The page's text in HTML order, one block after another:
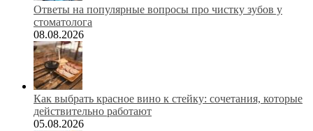
Ответы на популярные вопросы про чистку зубов у
стоматолога
08.08.2026
Как выбрать красное вино к стейку: сочетания, которые
действительно работают
05.08.2026